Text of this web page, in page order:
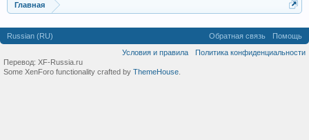
Главная
Russian (RU) Обратная связь
Помощь
Условия и правила
Политика конфиденциальности
Перевод: XF-Russia.ru
Some XenForo functionality crafted by ThemeHouse